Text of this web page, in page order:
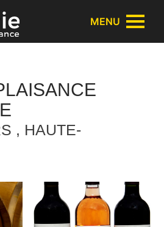
MENU
, HAUTE-